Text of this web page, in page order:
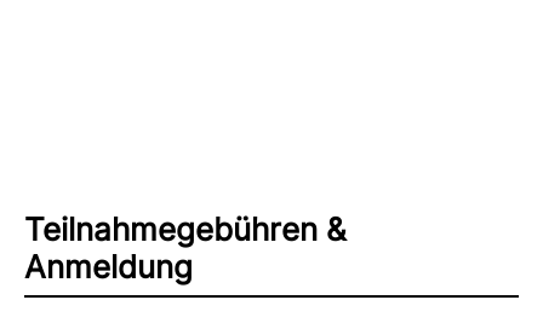
Teilnahmegebühren &
Anmeldung